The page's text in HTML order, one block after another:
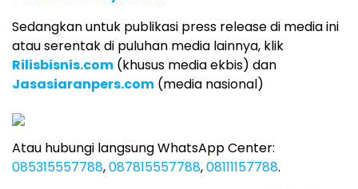
Sedangkan untuk publikasi press release di media ini
atau serentak di puluhan media lainnya, klik
Rilisbisnis.com (khusus media ekbis) dan
Jasasiaranpers.com (media nasional)
Atau hubungi langsung WhatsApp Center:
085315557788,087815557788,08111157788.